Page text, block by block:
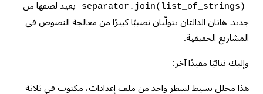
separator.join(list_of_strings)
يعيد لصقها من
جديد. هاتان الدالتان تتولّيان نصيبًا كبيرًا من معالجة النصوص في
المشاريع الحقيقية.
وإليك ثنائيًا مفيدًا آخر:
هذا محلل بسيط لسطر واحد من ملف إعدادات، مكتوب في ثلاثة